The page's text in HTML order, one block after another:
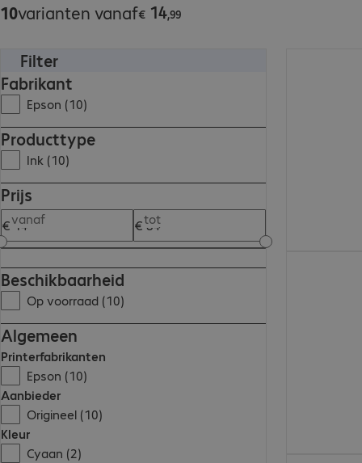
10varianten vanaf€ 14,99
Filter
Fabrikant
Epson (10)
Producttype
Ink (10)
Prijs
vanaf tot
Beschikbaarheid
Op voorraad (10)
Algemeen
Printerfabrikanten
Epson (10)
Aanbieder
Origineel (10)
Kleur
Cyaan (2)